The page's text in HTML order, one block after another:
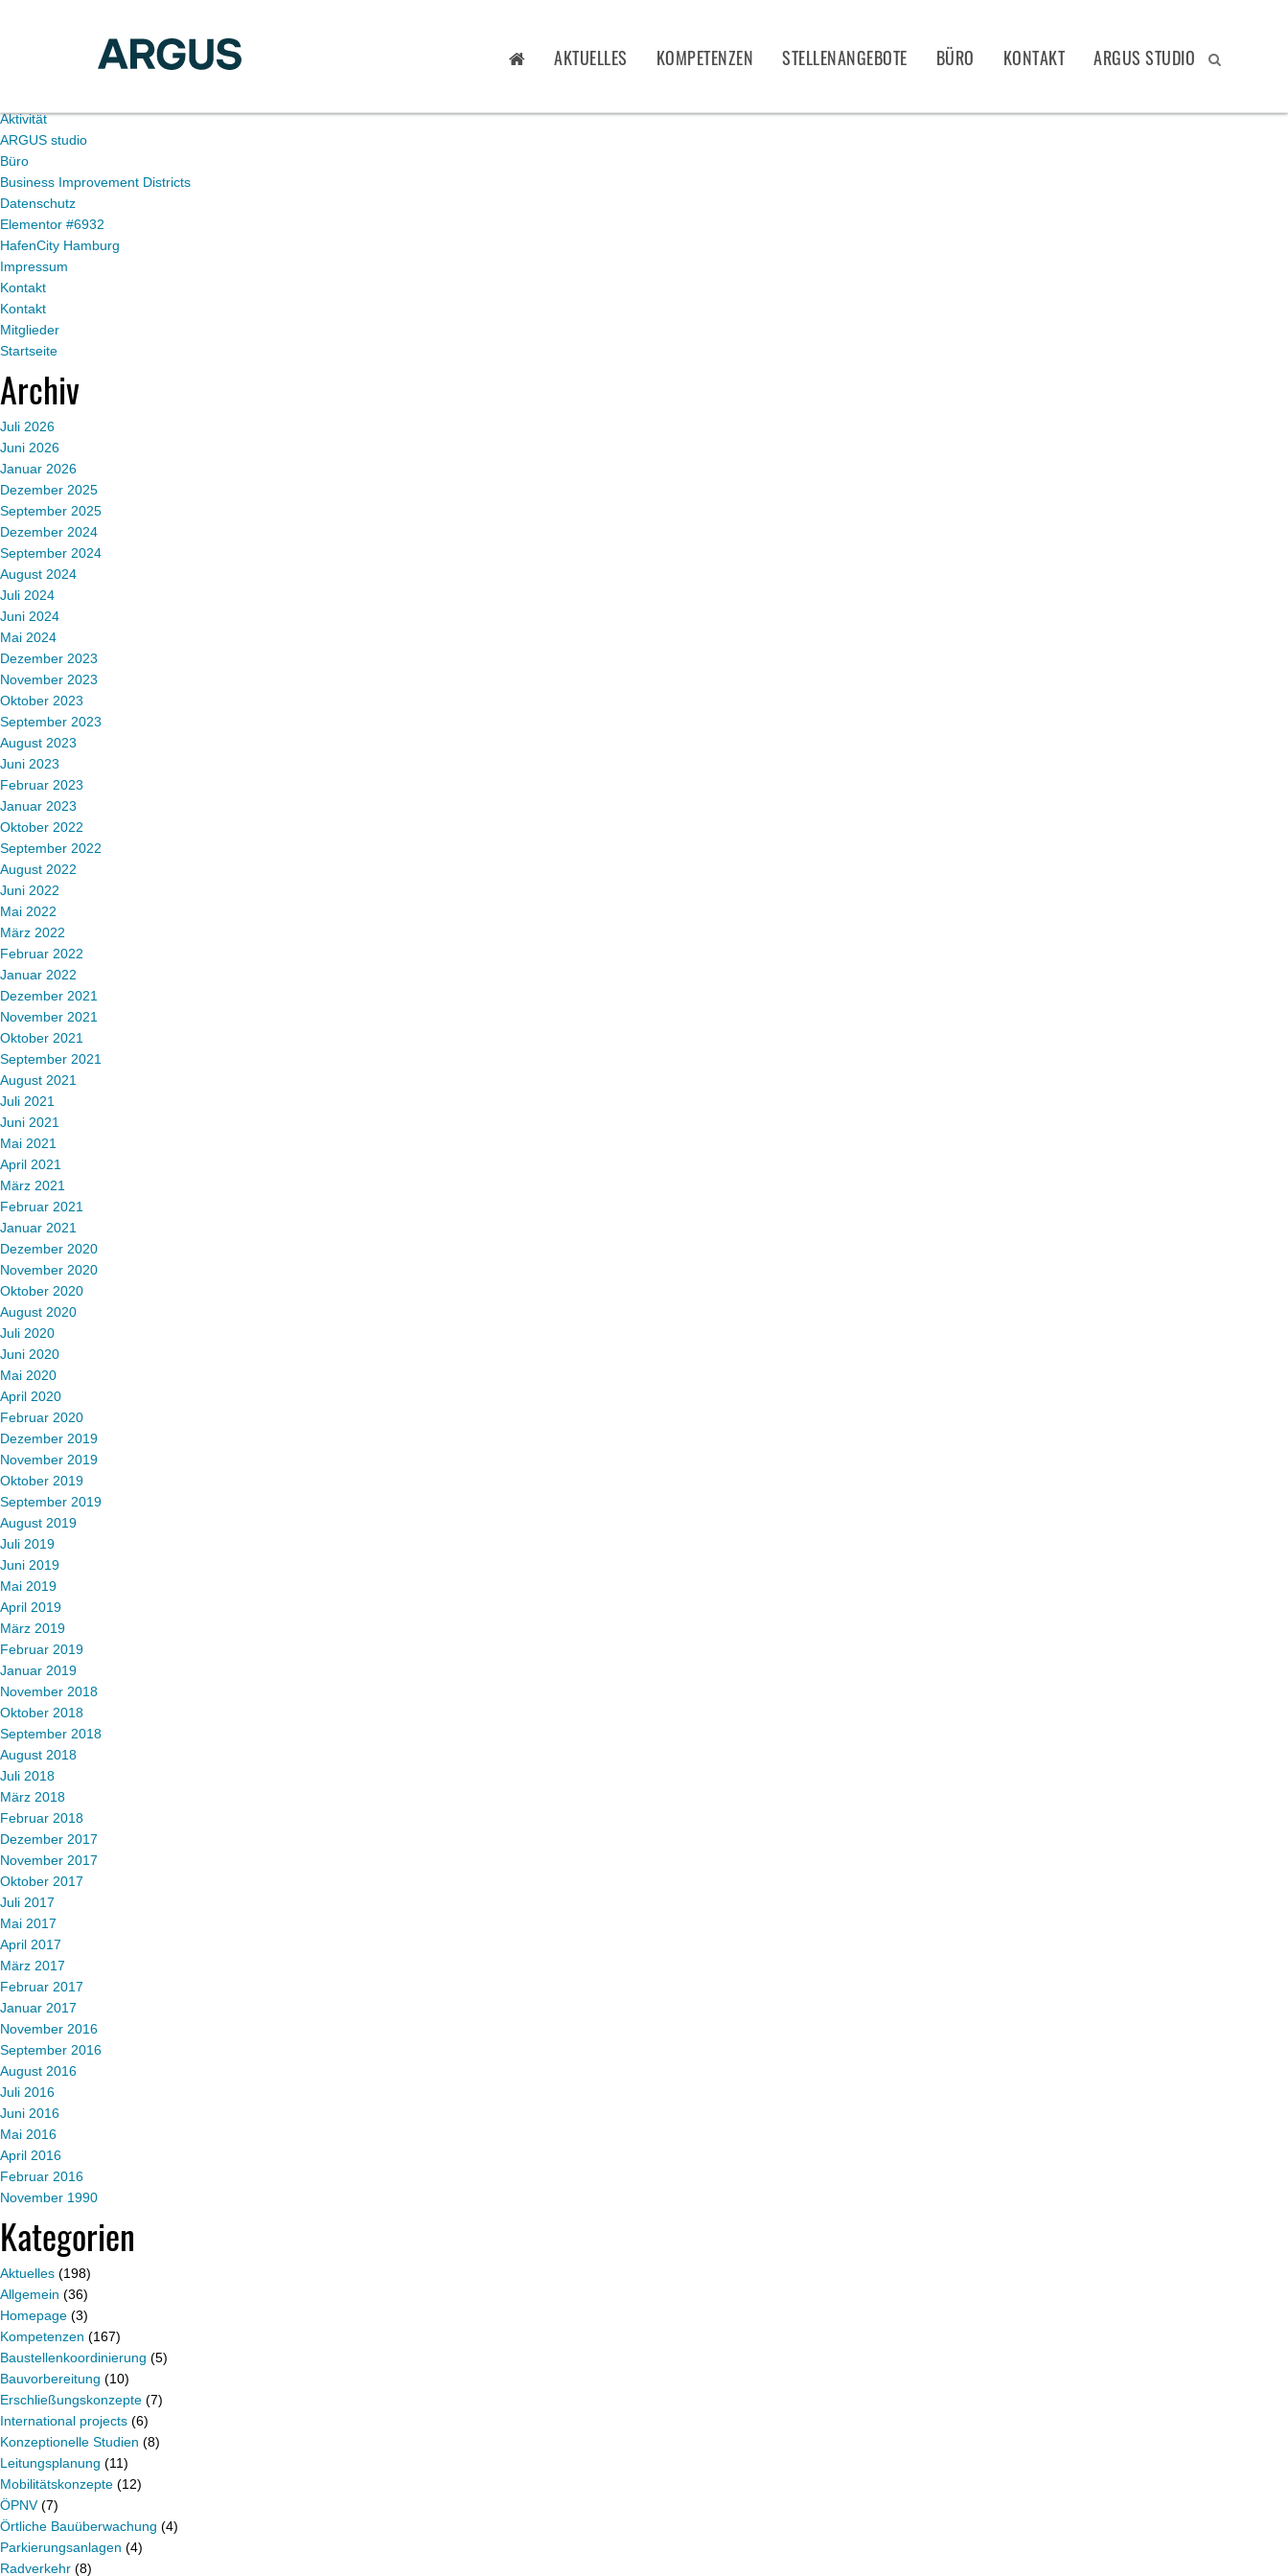
AKTUELLES KOMPETENZEN STELLENANGEBOTE BÜRO KONTAKT ARGUS STUDIO
Du befindest dich im Blogarchiv vonARGUS
Aktivität
ARGUS studio
Büro
Business Improvement Districts
Datenschutz
Elementor #6932
HafenCity Hamburg
Impressum
Kontakt
Kontakt
Mitglieder
Startseite
Archiv
Juli 2026
Juni 2026
Januar 2026
Dezember 2025
September 2025
Dezember 2024
September 2024
August 2024
Juli 2024
Juni 2024
Mai 2024
Dezember 2023
November 2023
Oktober 2023
September 2023
August 2023
Juni 2023
Februar 2023
Januar 2023
Oktober 2022
September 2022
August 2022
Juni 2022
Mai 2022
März 2022
Februar 2022
Januar 2022
Dezember 2021
November 2021
Oktober 2021
September 2021
August 2021
Juli 2021
Juni 2021
Mai 2021
April 2021
März 2021
Februar 2021
Januar 2021
Dezember 2020
November 2020
Oktober 2020
August 2020
Juli 2020
Juni 2020
Mai 2020
April 2020
Februar 2020
Dezember 2019
November 2019
Oktober 2019
September 2019
August 2019
Juli 2019
Juni 2019
Mai 2019
April 2019
März 2019
Februar 2019
Januar 2019
November 2018
Oktober 2018
September 2018
August 2018
Juli 2018
März 2018
Februar 2018
Dezember 2017
November 2017
Oktober 2017
Juli 2017
Mai 2017
April 2017
März 2017
Februar 2017
Januar 2017
November 2016
September 2016
August 2016
Juli 2016
Juni 2016
Mai 2016
April 2016
Februar 2016
November 1990
Kategorien
Aktuelles (198)
Allgemein (36)
Homepage (3)
Kompetenzen (167)
Baustellenkoordinierung (5)
Bauvorbereitung (10)
Erschließungskonzepte (7)
International projects (6)
Konzeptionelle Studien (8)
Leitungsplanung (11)
Mobilitätskonzepte (12)
ÖPNV(7)
Örtliche Bauüberwachung (4)
Parkierungsanlagen (4)
Radverkehr (8)